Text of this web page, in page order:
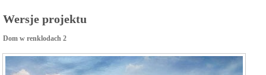
Wersje projektu
Dom w renklodach 2